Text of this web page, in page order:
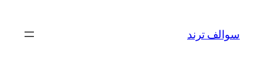
المحتوى
سوالف ترند